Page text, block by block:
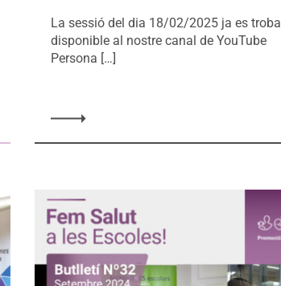
La sessió del dia 18/02/2025 ja es troba
disponible al nostre canal de YouTube
Persona […]